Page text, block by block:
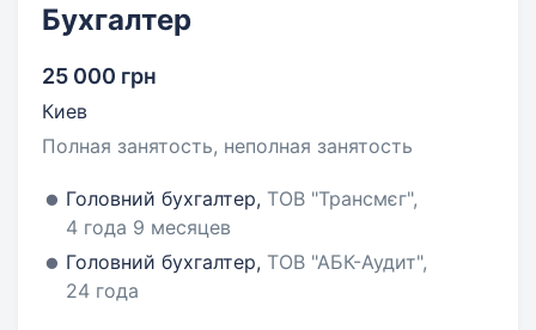
Бухгалтер
25 000 грн
Киев
Полная занятость, неполная занятость
Головний бухгалтер, ТОВ "Трансмєг",
4 года 9 месяцев
Головний бухгалтер, ТОВ "АБК-Аудит",
24 года